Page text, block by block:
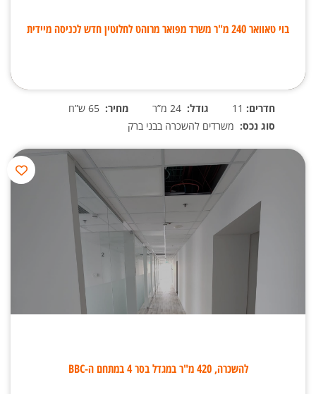
בוי טאוואר 240 מ"ר משרד מפואר מרוהט לחלוטין חדש לכניסה מיידית
חדרים: גודל: מחיר:
סוג נכס: משרדים להשכרה בבני ברק
להשכרה, 420 מ"ר במגדל בסר 4 במתחם ה-BBC